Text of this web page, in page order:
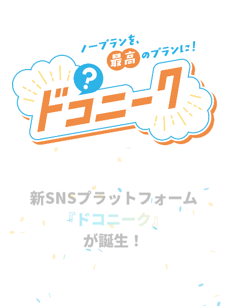
新SNSプラットフォーム
『ドコニーク』
が誕生！